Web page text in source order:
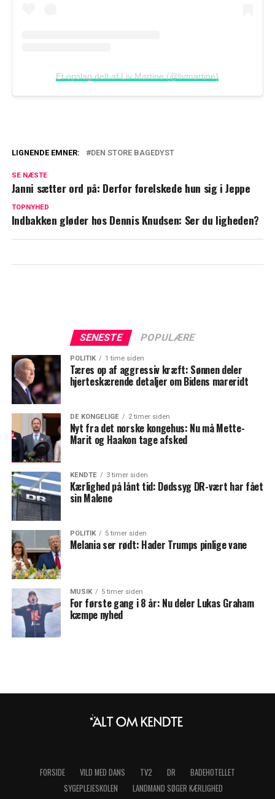
Et opslag delt af Liv Martine (@livmartine)
drastisk valg
men nåede det desværre ikke
LIGNENDE EMNER: DEN STORE BAGEDYST
SE NÆSTE
Janni sætter ord på: Derfor forelskede hun sig i Jeppe
TOPNYHED
Indbakken gløder hos Dennis Knudsen: Ser du ligheden?
SENESTE POPULÆRE
POLITIK 1 time siden
Tæres op af aggressiv kræft: Sønnen deler
hjerteskærende detaljer om Bidens mareridt
DE KONGELIGE 2 timer siden
Nyt fra det norske kongehus: Nu må Mette-
Marit og Haakon tage afsked
KENDTE 3 timer siden
Kærlighed på lånt tid: Dødssyg DR-vært har fået
sin Malene
POLITIK 5 timer siden
Melania ser rødt: Hader Trumps pinlige vane
MUSIK 5 timer siden
For første gang i 8 år: Nu deler Lukas Graham
kæmpe nyhed
FORSIDE VILD MED DANS TV2 DR
BADEHOTELLET
SYGEPLEJESKOLEN
LANDMAND SØGER KÆRLIGHED